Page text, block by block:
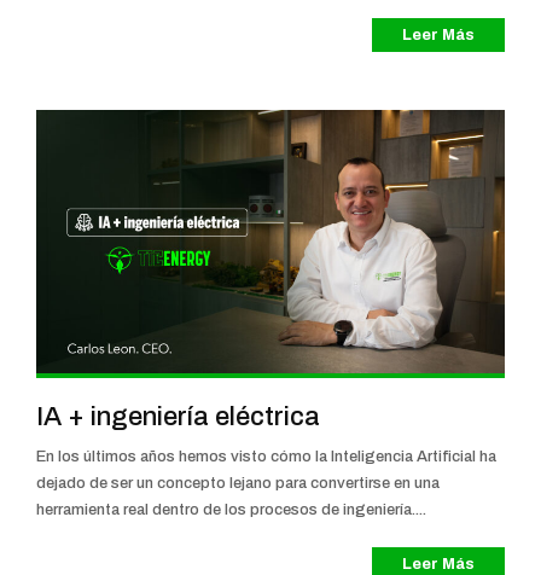
Leer Más
IA + ingeniería eléctrica
En los últimos años hemos visto cómo la Inteligencia Artificial ha
dejado de ser un concepto lejano para convertirse en una
herramienta real dentro de los procesos de ingeniería....
Leer Más